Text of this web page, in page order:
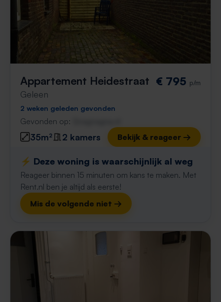
Appartement Heidestraat
Geleen
€ 795 p/m
2 weken geleden gevonden
Gevonden op:
35m² 2 kamers Bekijk & reageer →
⚡️ Deze woning is waarschijnlijk al weg
Reageer binnen 15 minuten om kans te maken. Met
Rent.nl ben je altijd als eerste!
Mis de volgende niet →